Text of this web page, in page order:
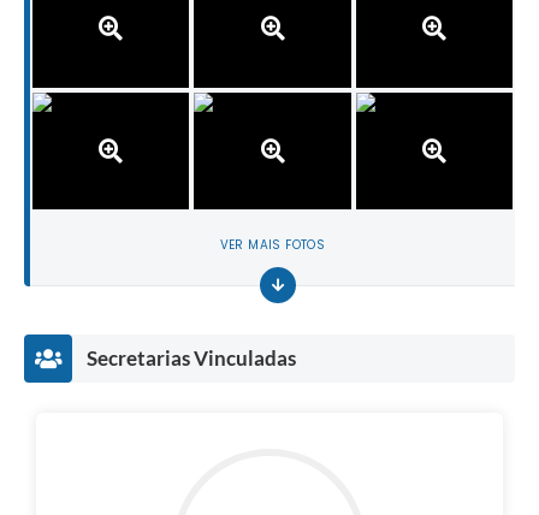
VER MAIS FOTOS
Secretarias Vinculadas